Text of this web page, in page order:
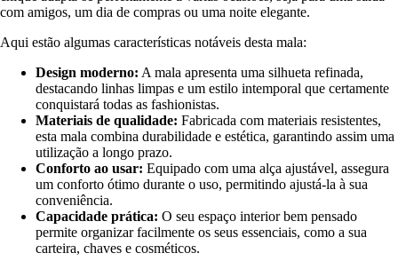
com amigos, um dia de compras ou uma noite elegante.
Aqui estão algumas características notáveis desta mala:
Design moderno: A mala apresenta uma silhueta refinada,
destacando linhas limpas e um estilo intemporal que certamente
conquistará todas as fashionistas.
Materiais de qualidade: Fabricada com materiais resistentes,
esta mala combina durabilidade e estética, garantindo assim uma
utilização a longo prazo.
Conforto ao usar: Equipado com uma alça ajustável, assegura
um conforto ótimo durante o uso, permitindo ajustá-la à sua
conveniência.
Capacidade prática: O seu espaço interior bem pensado
permite organizar facilmente os seus essenciais, como a sua
carteira, chaves e cosméticos.